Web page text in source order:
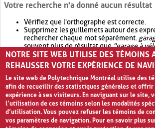
Votre recherche n'a donné aucun résultat
Vérifiez que l'orthographe est correcte.
Supprimez les guillemets autour des
rechercher chaque mot séparément.
souvent plus de résultat que"garage à
Envisagez d'élargir votre recherche avec
retournera souvent plus de résultat que
NOTRE SITE WEB UTILISE DES TÉMOINS
REHAUSSER VOTRE EXPÉRIENCE DE
Le site web de Polytechnique Montréal utilise des
afin de recueillir des statistiques générales et
expérience à ses visiteurs. En naviguant sur le site,
l’utilisation de ces témoins selon les modalités
d’utilisation. Vous pouvez refuser les témoins de
vos paramètres de navigation. Pour en savoir plus